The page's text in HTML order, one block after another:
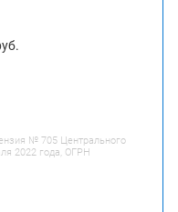
№ 705 Центрального
2022 года, ОГРН